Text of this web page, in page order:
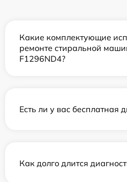
Какие комплектующие
ремонте стиральной
F1296ND4?
Есть ли у вас бесплатная
Как долго длится